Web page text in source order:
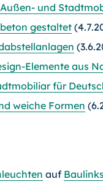
und
gestaltet
Elemente aus
für
weiche Formen
auf Baulinks